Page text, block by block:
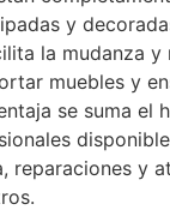
y
la mudanza y
muebles y
se suma el
reparaciones y